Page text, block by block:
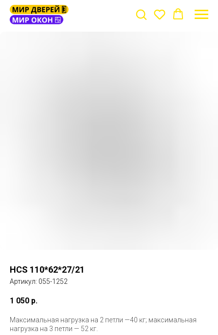
HCS 110*62*27/21
Артикул: 055-1252
1 050 р.
Максимальная нагрузка на 2 петли —40 кг; максимальная
нагрузка на 3 петли — 52 кг.